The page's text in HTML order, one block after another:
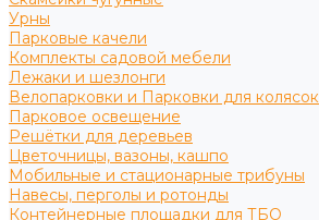
Урны
Парковые качели
Комплекты садовой мебели
Лежаки и шезлонги
Велопарковки и Парковки для колясок
Парковое освещение
Решётки для деревьев
Цветочницы, вазоны, кашпо
Мобильные и стационарные трибуны
Навесы, перголы и ротонды
Контейнерные площадки для ТБО